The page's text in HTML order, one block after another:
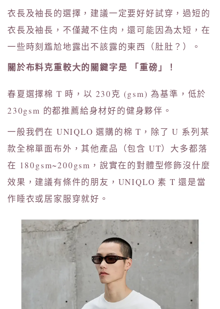
衣長及袖長的選擇，建議一定要好好試穿，過短的
衣長及袖長，不僅藏不住肉，還可能因為太短，在
一些時刻尷尬地露出不該露的東西（肚肚？）。
關於布料克重較大的關鍵字是 「重磅」！
春夏選擇棉 T 時，以 230克 (gsm) 為基準，低於
230gsm 的都推薦給身材好的健身夥伴。
一般我們在 UNIQLO 選購的棉 T，除了 U 系列某
款全棉單面布外，其他產品（包含 UT）大多都落
在 180gsm~200gsm，說實在的對體型修飾沒什麼
效果，建議有條件的朋友，UNIQLO 素 T 還是當
作睡衣或居家服穿就好。